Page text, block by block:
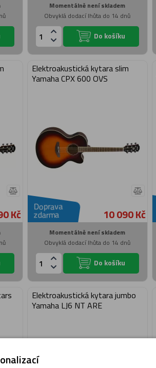
Momentálně není skladem
Obvyklá dodací lhůta do 14 dnů
Do košíku
Kč
Elektroakustická kytara slim
Yamaha CPX 600 OVS
Doprava
zdarma 10 090 Kč
Momentálně není skladem
Obvyklá dodací lhůta do 14 dnů
Do košíku
Elektroakustická kytara jumbo
Yamaha LJ6 NT ARE